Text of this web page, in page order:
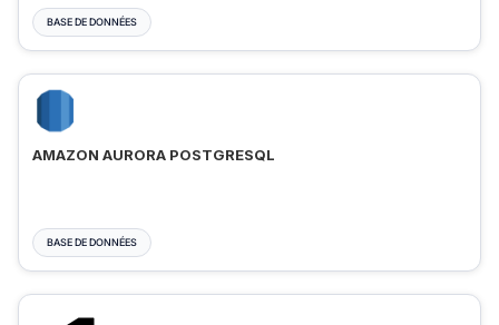
BASE DE DONNÉES
AMAZON AURORA POSTGRESQL
BASE DE DONNÉES